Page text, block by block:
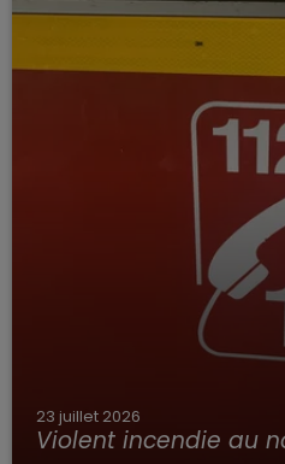
23 juillet 2026
Violent incendie au